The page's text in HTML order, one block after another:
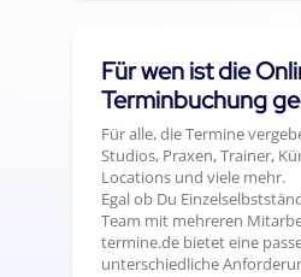
Für wen ist die
Terminbuchung
Für alle, die Termine
Studios, Praxen, Trainer,
Locations und viele mehr.
Egal ob Du
Team mit mehreren
termine.de bietet eine
unterschiedliche